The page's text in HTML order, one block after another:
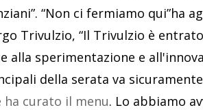
“Non ci fermiamo qui”ha
Trivulzio, “Il Trivulzio è
sperimentazione e
della serata va sicuramente
ha curato il menu. Lo abbiamo